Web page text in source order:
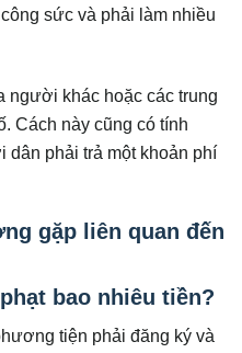
sức và phải làm nhiều
người khác hoặc các trung
Cách này cũng có tính
phải trả một khoản phí
gặp liên quan đến
bao nhiêu tiền?
tiện phải đăng ký và